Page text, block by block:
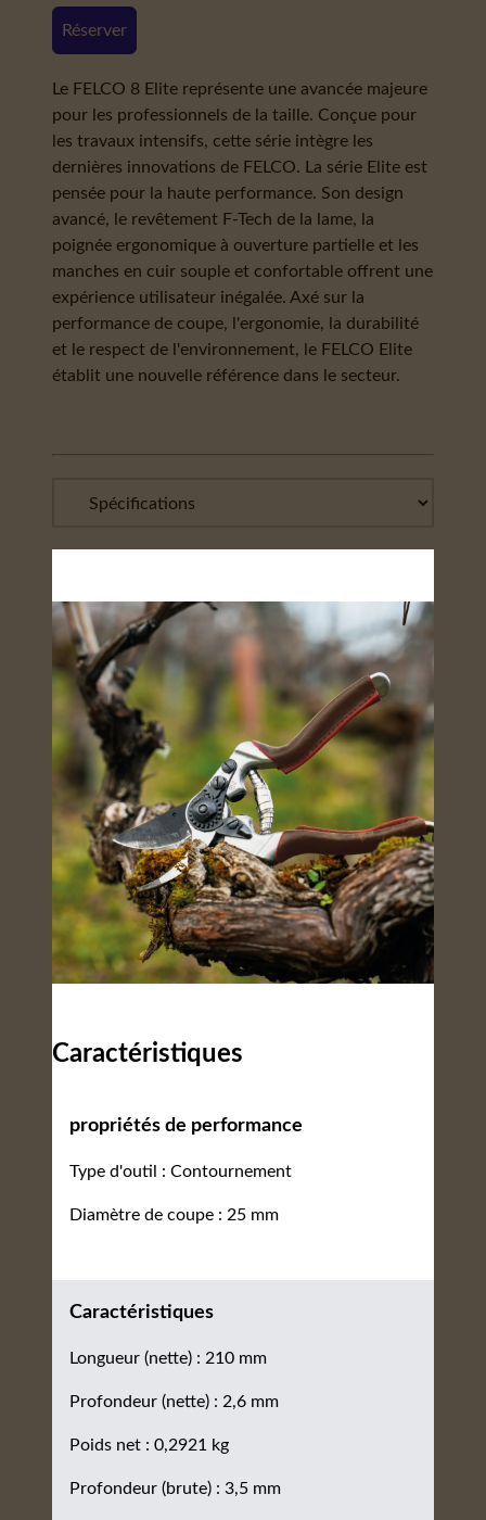
Réserver
Le FELCO 8 Elite représente une avancée majeure
pour les professionnels de la taille. Conçue pour
les travaux intensifs, cette série intègre les
dernières innovations de FELCO. La série Elite est
pensée pour la haute performance. Son design
avancé, le revêtement F-Tech de la lame, la
poignée ergonomique à ouverture partielle et les
manches en cuir souple et confortable offrent une
expérience utilisateur inégalée. Axé sur la
performance de coupe, l'ergonomie, la durabilité
et le respect de l'environnement, le FELCO Elite
établit une nouvelle référence dans le secteur.
Caractéristiques
propriétés de performance
Type d'outil : Contournement
Diamètre de coupe : 25 mm
Caractéristiques
Longueur (nette) : 210 mm
Profondeur (nette) : 2,6 mm
Poids net : 0,2921 kg
Profondeur (brute) : 3,5 mm